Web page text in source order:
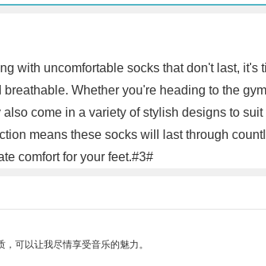
with uncomfortable socks that don't last,
breathable. Whether you're heading to the
come in a variety of stylish designs to
means these socks will last through
comfort for your feet.#3#
可以让我尽情享受音乐的魅力。